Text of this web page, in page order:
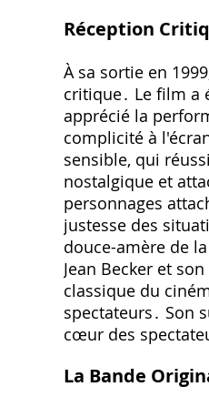
Réception
À sa sortie en
critique․ Le film a
apprécié la
complicité à
sensible‚ qui
nostalgique et
personnages
justesse des
douce-amère de
Jean Becker et
classique du
spectateurs․ Son
cœur des
La Bande